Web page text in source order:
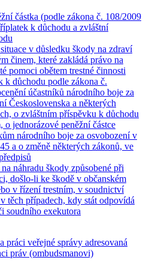
částka (podle zákona č. 108/2009
k důchodu a zvláštní
v důsledku škody na zdraví
činem, které zakládá právo na
pomoci obětem trestné činnosti
k důchodu podle zákona č.
účastníků národního boje za
Československa a některých
o zvláštním příspěvku k důchodu
o jednorázové peněžní částce
národního boje za osvobození v
a o změně některých zákonů, ve
náhradu škody způsobené při
došlo-li ke škodě v občanském
v řízení trestním, v soudnictví
těch případech, kdy stát odpovídá
soudního exekutora
práci veřejné správy adresovaná
práv (ombudsmanovi)